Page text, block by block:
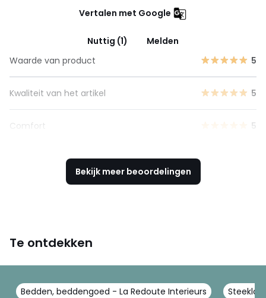
Vertalen met Google
Nuttig (1)
Melden
Waarde van product
5
Kwaliteit van het artikel 5
Comfort 5
Bekijk meer beoordelingen
Te ontdekken
Bedden, beddengoed - La Redoute Interieurs